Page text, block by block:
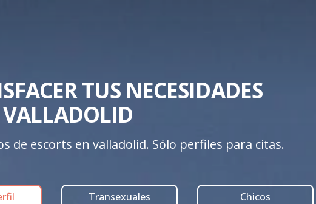
TUS NECESIDADES
VALLADOLID
de escorts en valladolid. Sólo perfiles para citas.
Transexuales Chicos